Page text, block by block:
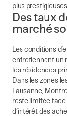
plus
Des taux
marché
Les conditions
entretiennent un
les résidences
Dans les zones
Lausanne,
reste limitée face
d’intérêt des